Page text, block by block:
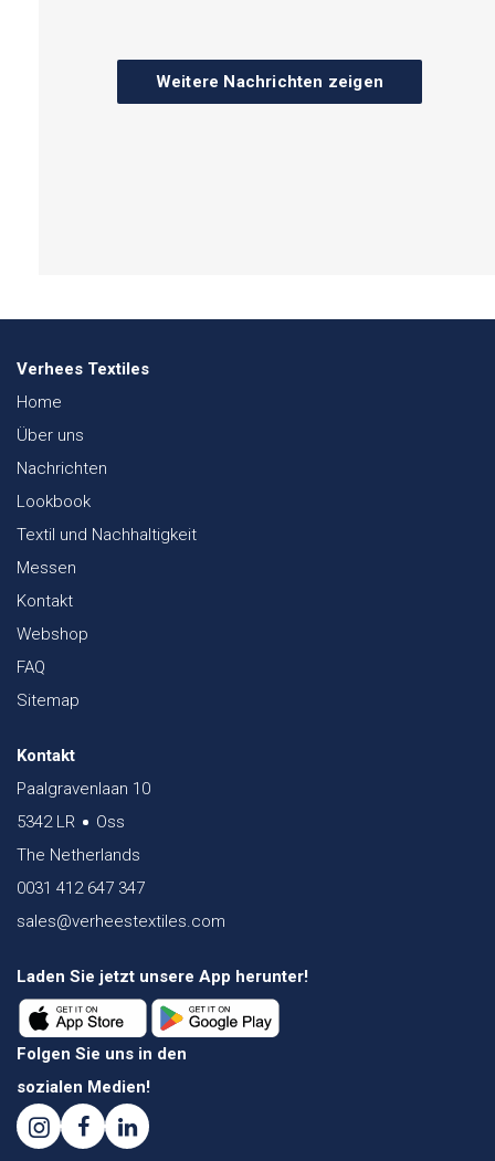
Weitere Nachrichten zeigen
Verhees Textiles
Home
Über uns
Nachrichten
Lookbook
Textil und Nachhaltigkeit
Messen
Kontakt
Webshop
FAQ
Sitemap
Kontakt
Paalgravenlaan 10
5342 LR
Oss
The Netherlands
0031 412 647 347
sales@verheestextiles.com
Laden Sie jetzt unsere App herunter!
Folgen Sie uns in den
sozialen Medien!